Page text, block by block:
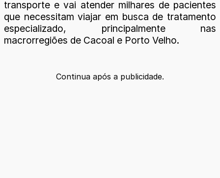
transporte e vai atender milhares de pacientes
que necessitam viajar em busca de tratamento
especializado, principalmente nas
macrorregiões de Cacoal e Porto Velho.
Continua após a publicidade.